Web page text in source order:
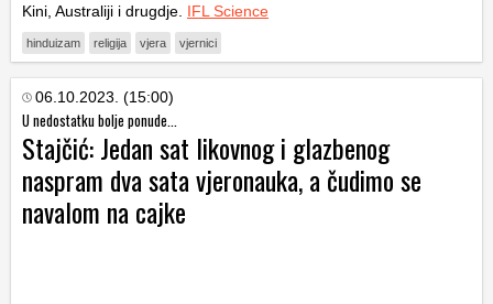
Kini, Australiji i drugdje. IFL Science
hinduizam religija vjera vjernici
06.10.2023. (15:00)
U nedostatku bolje ponude...
Stajčić: Jedan sat likovnog i glazbenog
naspram dva sata vjeronauka, a čudimo se
navalom na cajke